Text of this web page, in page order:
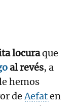
locuraque
al revés, a
hemos
deAefaten